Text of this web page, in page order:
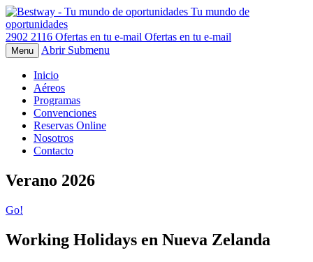
Tu mundo de
oportunidades
2902 2116 Ofertas en tu e-mail Ofertas en tu e-mail
Menu Abrir Submenu
Inicio
Aéreos
Programas
Convenciones
Reservas Online
Nosotros
Contacto
Verano 2026
Go!
Working Holidays en Nueva Zelanda